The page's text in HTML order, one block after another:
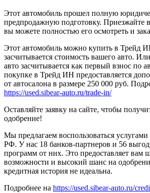
Этот автомобиль прошел полную
предпродажную подготовку. Приезжайте
вы можете полностью его осмотреть и
Этот автомобиль можно купить в Трейд
засчитывается стоимость вашего авто.
авто засчитывается как первый взнос по
покупке в Трейд ИН предоставляется
от автосалона в размере 250 000 руб.
https://used.sibear-auto.ru/trade-in/
Оставляйте заявку на сайте, чтобы
одобрение!
Мы предлагаем воспользоваться
РФ. У нас 18 банков-партнеров и 56
программ от них. Это предоставляет вам
возможности и высокий шанс на
кредитная история не идеальна.
Подробнее на https://used.sibear-auto.ru/